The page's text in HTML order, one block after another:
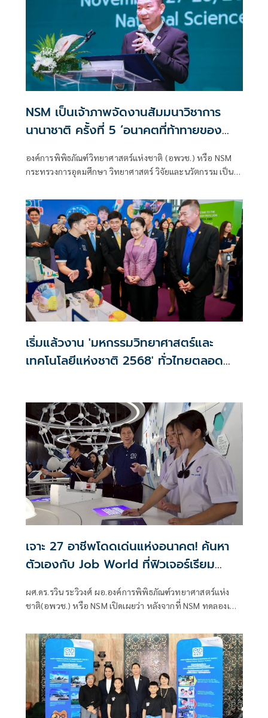
NSM เป็นเจ้าภาพจัดงานสัมมนาวิชาการ
นานาชาติ ครั้งที่ 5 ‘อนาคตที่ท้าทายของ
ความหลากหลายทางชีวภาพโลก’ 8 ประเทศ
นำเสนอผลงานวิจัยเชิงนวัตกรรม ทั้งความ
หลากหลายทางชีวภาพ ความท้าทายด้าน
สภาพภูมิอากาศ แนวทางการดำเนินงานของ
พิพิธภัณฑ์ พร้อมสร้างเครือข่ายความร่วม
มือ
องค์การพิพิธภัณฑ์วิทยาศาสตร์แห่งชาติ (อพวช.) หรือ NSM
กระทรวงการอุดมศึกษา วิทยาศาสตร์ วิจัยและนวัตกรรม เป็น
ท้าทายของความหลากหลายทางชีวภาพโลก เพื่อเปิดเวทีให้นัก
วิจัยระดับนานาชาติ และผู้ที่มีความสนใจด้านธรรมชาติวิทยาได้
แสดงความคิดเห็นและแลกเปลี่ยนองค์ความรู้ด้านความหลาก
หลายทางชีวภาพ
เริ่มแล้วงาน 'มหกรรมวิทยาศาสตร์และ
เทคโนโลยีแห่งชาติ 2568' ทั่วไทยตลอด
เจาะ 27 อาชีพโดดเด่นแห่งอนาคต! ค้นหา
ตัวเองกับ Job World ที่ฟิวเจอร์เรียม
ผศ.ดร.รวิน ระวิวงศ์ ผอ.องค์การพิพิธภัณฑ์วทยาศาสตร์แห่ง
ชาติ(อพวช.) หรือ NSM เปิดเผยว่า หลังจากที่ NSM ทดลองเปิด
และทดสอบด้านอาชีพ – ทักษะแห่งแรกของประเทศไทยและ
อาเชียน เมื่อวันที่ 17 มิ.ย.ที่ผ่านมา